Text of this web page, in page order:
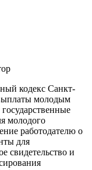
кодекс Санкт-
молодым
молодого
работодателю о
для
свидетельство и